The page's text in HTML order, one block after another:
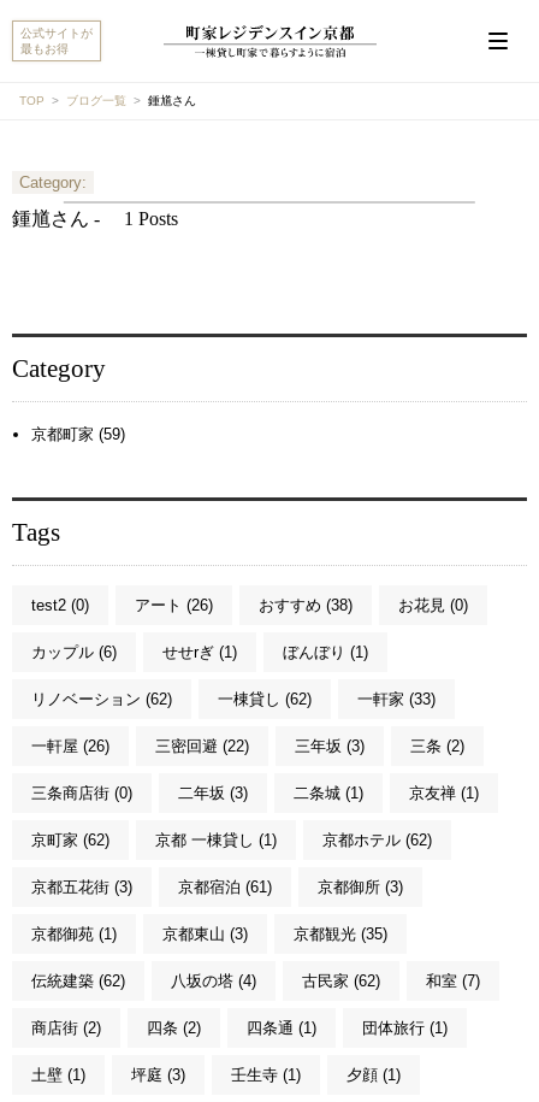
公式サイトが
最もお得
TOP ブログ一覧 鍾馗さん
Category:
鍾馗さん - 1 Posts
Category
京都町家 (59)
Tags
test2 (0) アート (26) おすすめ (38) お花見 (0)
カップル (6) せせrぎ (1) ぼんぼり (1)
リノベーション (62) 一棟貸し (62) 一軒家 (33)
一軒屋 (26) 三密回避 (22) 三年坂 (3) 三条 (2)
三条商店街 (0) 二年坂 (3) 二条城 (1) 京友禅 (1)
京町家 (62) 京都 一棟貸し (1) 京都ホテル (62)
京都五花街 (3) 京都宿泊 (61) 京都御所 (3)
京都御苑 (1) 京都東山 (3) 京都観光 (35)
伝統建築 (62) 八坂の塔 (4) 古民家 (62) 和室 (7)
商店街 (2) 四条 (2) 四条通 (1) 団体旅行 (1)
土壁 (1) 坪庭 (3) 壬生寺 (1) 夕顔 (1)
こんにちは。MACHIYA INNS & HOTELSのマチヤAIで
す。宿をお探しですか？それとも宿や予約についてご